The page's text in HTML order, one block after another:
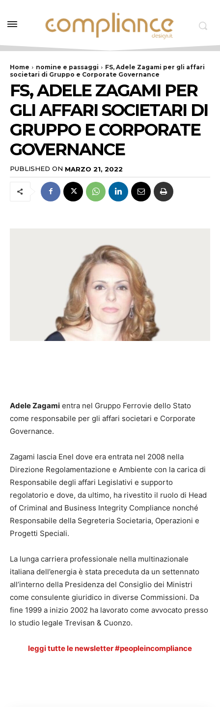
Home nomine e passaggi
FS, Adele Zagami per gli affari
societari di Gruppo e Corporate Governance
FS, ADELE ZAGAMI PER
GLI AFFARI SOCIETARI DI
GRUPPO E CORPORATE
GOVERNANCE
PUBLISHED ON MARZO 21, 2022
Adele Zagami entra nel Gruppo Ferrovie dello Stato
come responsabile per gli affari societari e Corporate
Governance.
Zagami lascia Enel dove era entrata nel 2008 nella
Direzione Regolamentazione e Ambiente con la carica di
Responsabile degli affari Legislativi e supporto
regolatorio e dove, da ultimo, ha rivestito il ruolo di Head
of Criminal and Business Integrity Compliance nonché
Responsabile della Segreteria Societaria, Operazioni e
Progetti Speciali.
La lunga carriera professionale nella multinazionale
italiana dell’energia è stata preceduta da un settennato
all’interno della Presidenza del Consiglio dei Ministri
come consulente giuridico in diverse Commissioni. Da
fine 1999 a inizio 2002 ha lavorato come avvocato presso
lo studio legale Trevisan & Cuonzo.
leggi tutte le newsletter #peopleincompliance